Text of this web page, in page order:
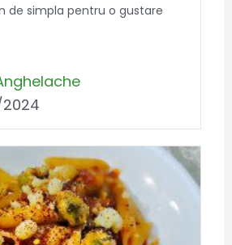
de simpla pentru o gustare